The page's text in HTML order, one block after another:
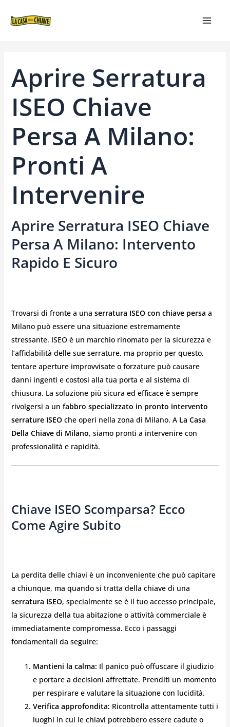
Aprire Serratura
ISEO Chiave
Persa A Milano:
Pronti A
Intervenire
Aprire Serratura ISEO Chiave
Persa A Milano: Intervento
Rapido E Sicuro
Trovarsi di fronte a una serratura ISEO con chiave persa a
Milano può essere una situazione estremamente
stressante. ISEO è un marchio rinomato per la sicurezza e
l’affidabilità delle sue serrature, ma proprio per questo,
tentare aperture improvvisate o forzature può causare
danni ingenti e costosi alla tua porta e al sistema di
chiusura. La soluzione più sicura ed efficace è sempre
rivolgersi a un fabbro specializzato in pronto intervento
serrature ISEOche operi nella zona di Milano. A La Casa
Della Chiave di Milano, siamo pronti a intervenire con
professionalità e rapidità.
Chiave ISEO Scomparsa? Ecco
Come Agire Subito
La perdita delle chiavi è un inconveniente che può capitare
a chiunque, ma quando si tratta della chiave di una
serratura ISEO, specialmente se è il tuo accesso principale,
la sicurezza della tua abitazione o attività commerciale è
immediatamente compromessa. Ecco i passaggi
fondamentali da seguire:
Mantieni la calma: Il panico può offuscare il giudizio
e portare a decisioni affrettate. Prenditi un momento
per respirare e valutare la situazione con lucidità.
Verifica approfondita: Ricontrolla attentamente tutti i
luoghi in cui le chiavi potrebbero essere cadute o
ARTICOLI